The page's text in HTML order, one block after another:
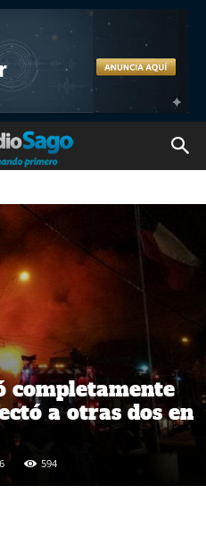
completamente
a otras dos en
594